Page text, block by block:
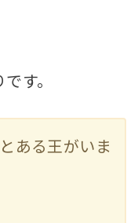
す。
ある王がいま